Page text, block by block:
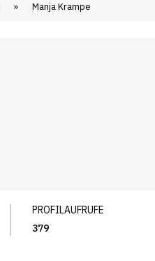
» Manja Krampe
PROFILAUFRUFE
379